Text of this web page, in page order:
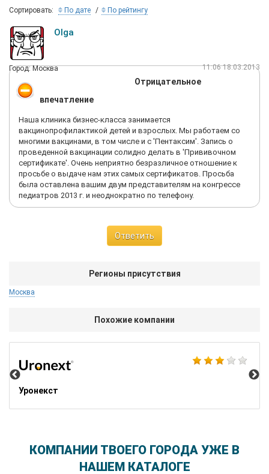
Сортировать: По дате По рейтингу
Olga
Город: Москва 11:06 18.03.2013
Отрицательное
впечатление
Наша клиника бизнес-класса занимается
вакцинопрофилактикой детей и взрослых. Мы работаем со
многими вакцинами, в том числе и с 'Пентаксим'. Запись о
проведенной вакцинации солидно делать в 'Прививочном
сертификате'. Очень неприятно безразличное отношение к
просьбе о выдаче нам этих самых сертификатов. Просьба
была оставлена вашим двум представителям на конгрессе
педиатров 2013 г. и неоднократно по телефону.
Ответить
Регионы присутствия
Москва
Похожие компании
Уронекст
КОМПАНИИ ТВОЕГО ГОРОДА УЖЕ В
НАШЕМ КАТАЛОГЕ